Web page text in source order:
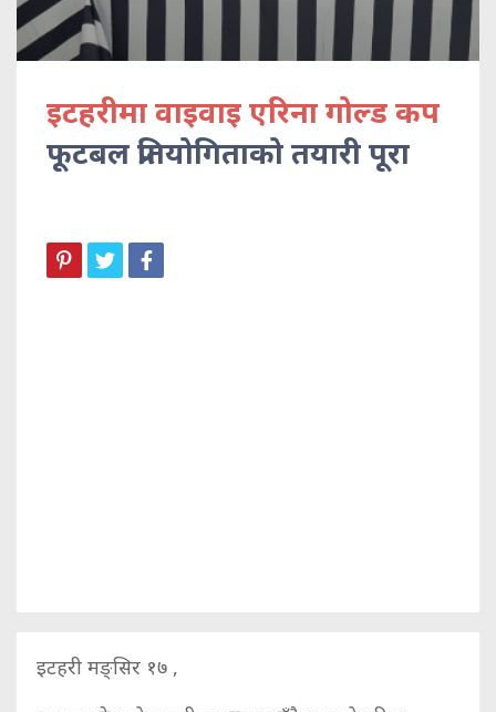
इटहरीमा वाइवाइ एरिना गोल्ड कप
फूटबल प्रतियोगिताको तयारी पूरा
इटहरी मङ्सिर १७ ,